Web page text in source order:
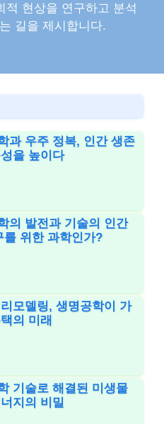
적 현상을 연구하고 분석
길을 제시합니다.
과 우주 정복, 인간 생존
을 높이다
의 발전과 기술의 인간
를 위한 과학인가?
모델링, 생명공학이 가
의 미래
기술로 해결된 미생물
지의 비밀